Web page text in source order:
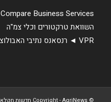
Compare Business Services
השוואת טרקטורים וכלי צמ"ה
VPR ◄ רנסאנס נתיבי האבולוציה בתעשיית הרכב